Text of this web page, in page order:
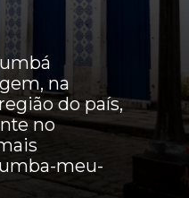
na
do país,
no
meu-